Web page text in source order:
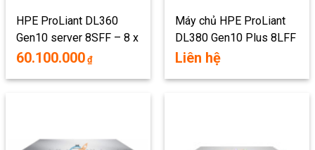
HPE ProLiant DL360
Gen10 server 8SFF – 8 x
2.5″
60.100.000 ₫
Máy chủ HPE ProLiant
DL380 Gen10 Plus 8LFF
Liên hệ